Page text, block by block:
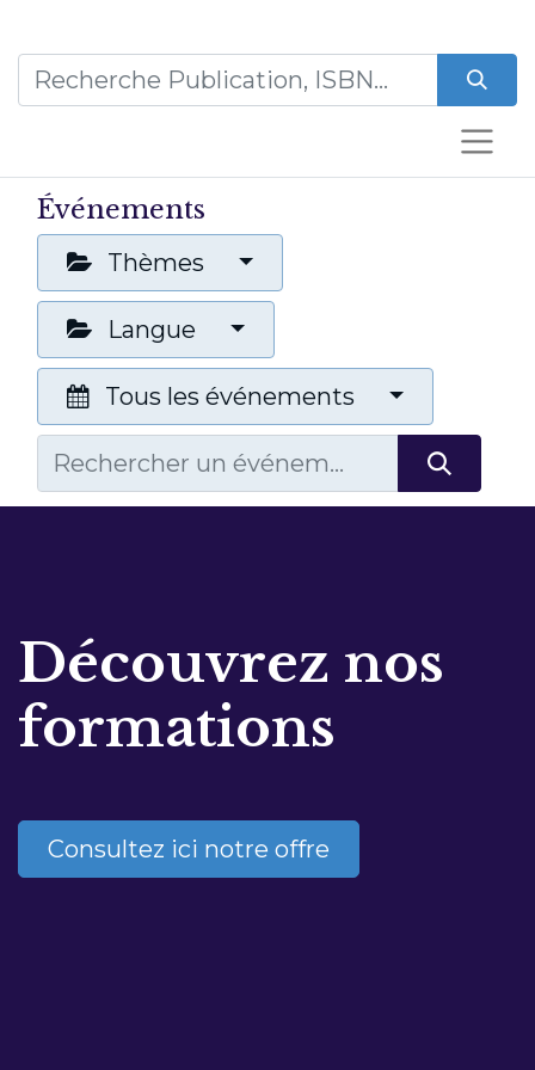
Événements
Thèmes
Langue
Tous les événements
Découvrez nos
formations
Consultez ici notre offre